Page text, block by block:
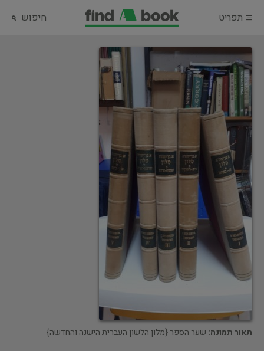
תפריט חיפוש
תאור תמונה: שער הספר {מלון הלשון העברית הישנה והחדשה}